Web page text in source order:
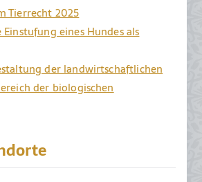
Tierrecht 2025
eines Hundes als
der landwirtschaftlichen
der biologischen